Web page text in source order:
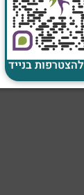
בנייד